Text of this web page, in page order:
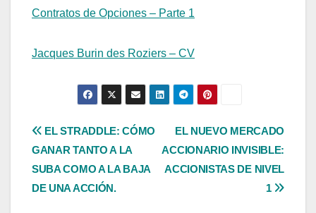
Contratos de Opciones – Parte 1
Jacques Burin des Roziers – CV
Navegación
de
entradas
EL NUEVO MERCADO
ACCIONARIO INVISIBLE:
ACCIONISTAS DE NIVEL
1
EL STRADDLE: CÓMO
GANAR TANTO A LA
SUBA COMO A LA BAJA
DE UNA ACCIÓN.